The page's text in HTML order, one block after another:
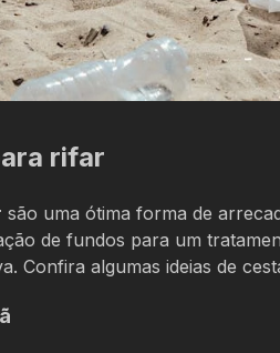
rifar
são uma ótima forma de
de fundos para um
Confira algumas ideias de